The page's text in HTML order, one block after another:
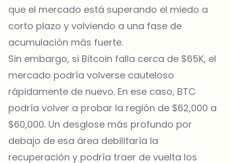
que el mercado está superando el miedo a
corto plazo y volviendo a una fase de
acumulación más fuerte.
Sin embargo, si Bitcoin falla cerca de $65K, el
mercado podría volverse cauteloso
rápidamente de nuevo. En ese caso, BTC
podría volver a probar la región de $62,000 a
$60,000. Un desglose más profundo por
debajo de esa área debilitaría la
recuperación y podría traer de vuelta los